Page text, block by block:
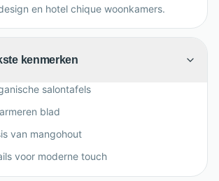
en hotel chique woonkamers.
kenmerken
salontafels
blad
van mangohout
voor moderne touch